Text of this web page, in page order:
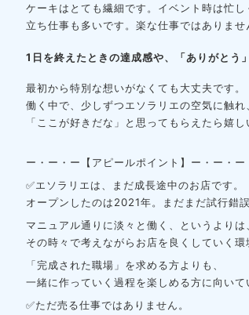
ケーキはとても繊細です。 イベント時は忙し
立ち仕事も多いです。 楽な仕事ではありませ
1日を終えたときの達成感や、 「ありがとう
最初から特別な想いがなくても大丈夫です。
働く中で、少しずつエソラリエの空気に触れ
「ここが好きだな」と思ってもらえたら嬉し
ー・ー・ー【アピールポイント】ー・ー・ー
✅エソラリエは、まだ成長途中のお店です。
オープンしたのは2021年。
まだまだ試行錯
マニュアル通りに淡々と働く、というよりは
その時々で考えながらお店を良くしていく環
「完成された職場」を求める方よりも、
一緒に作っていく過程を楽しめる方に向いて
✅ただ売る仕事ではありません。